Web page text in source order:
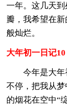
一年。这几天
瓣，我希望在
般灿烂。
大年初一日记10
今年是大
不停，把我从
的烟花在空中“